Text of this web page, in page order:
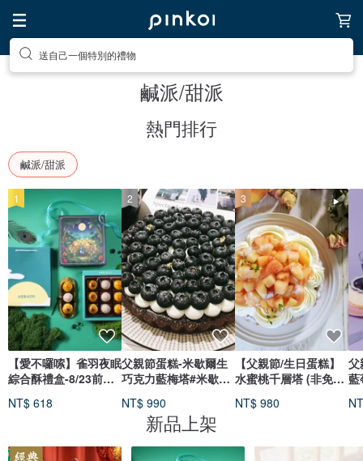
送自己一個特別的禮物
鹹派/甜派
熱門排行
鹹派/甜派
【愛不囉嗦】雀羽夜眠
綜合酥禮盒-8/23前早
NT$ 618
1
父親節蛋糕-米歇爾生
巧克力藍梅塔#米歇爾
NT$ 990
2
【父親節/生日蛋糕】
水蜜桃千層塔 (非免運
NT$ 980
3
父
藍
新品上架